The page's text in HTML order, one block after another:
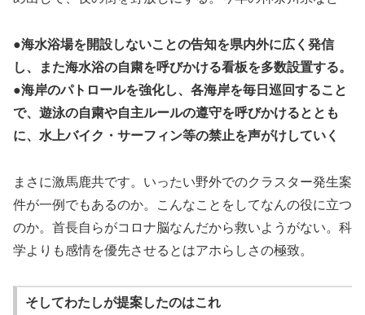
●海水浴場を開設しないことの告知を県内外に広く発信
し、また海水浴の自粛を呼びかける看板を多数設置する。
●海岸のパトロールを強化し、各海岸を毎日巡回すること
で、遊泳の自粛や自主ルールの遵守を呼びかけるととも
に、水上バイク・サーフィン等の禁止を声がけしていく
まさに激馬鹿共です。いったい野外でのクラスター発生案
件が一例でもあるのか。こんなことをしてなんの役に立つ
のか。首長自らがコロナ脳なんだから救いようがない。科
学よりも感情を優先させるとはアホらしさの極致。
そしてわたしが提案したのはこれ